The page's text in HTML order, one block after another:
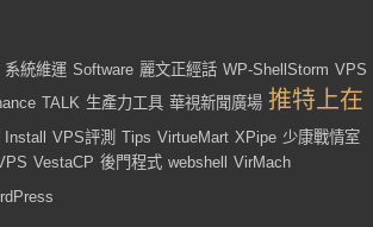
系統維運 Software 麗文正經話 WP-ShellStorm VPS
TALK 生產力工具 華視新聞廣場 推特上在
VPS評測 Tips VirtueMart XPipe 少康戰情室
VestaCP 後門程式 webshell VirMach